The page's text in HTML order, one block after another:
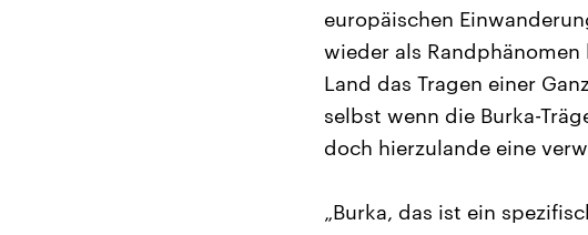
europäischen
wieder als Randphänomen
Land das Tragen einer
selbst wenn die Burka-
doch hierzulande eine
„Burka, das ist ein